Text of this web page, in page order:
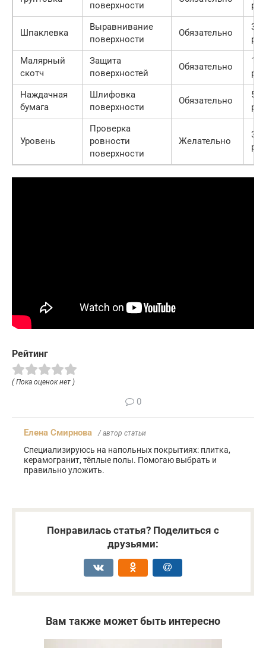
поверхности
Шпаклевка
Выравнивание
поверхности
Обязательно
300
Малярный
скотч
Защита
поверхностей
Обязательно
100
Наждачная
бумага
Шлифовка
поверхности
Обязательно
50
Уровень
Проверка
ровности
поверхности
Желательно
300
Рейтинг
( Пока оценок нет )
0
Елена Смирнова / автор статьи
Специализируюсь на напольных покрытиях: плитка,
керамогранит, тёплые полы. Помогаю выбрать и
правильно уложить.
Понравилась статья? Поделиться с
друзьями:
Вам также может быть интересно